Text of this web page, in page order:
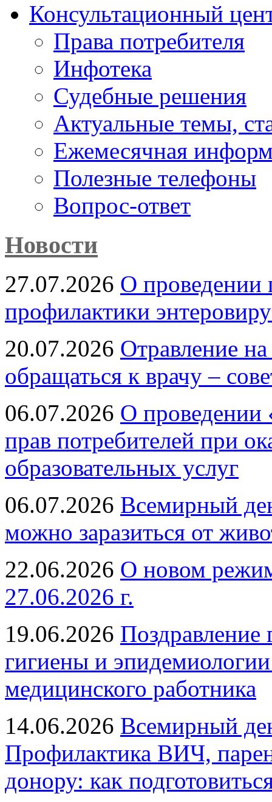
Консультационный
Права потребителя
Инфотека
Судебные решения
Актуальные темы,
Ежемесячная
Полезные телефоны
Вопрос-ответ
Новости
27.07.2026 О проведении
профилактики
20.07.2026 Отравление
обращаться к врачу –
06.07.2026 О проведении
прав потребителей при
образовательных услуг
06.07.2026 Всемирный
можно заразиться от
22.06.2026 О новом
27.06.2026 г.
19.06.2026 Поздравление
гигиены и
медицинского работника
14.06.2026 Всемирный
Профилактика ВИЧ,
донору: как